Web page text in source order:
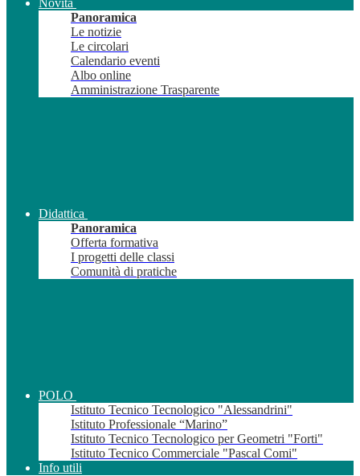
Novità
Panoramica
Le notizie
Le circolari
Calendario eventi
Albo online
Amministrazione Trasparente
Didattica
Panoramica
Offerta formativa
I progetti delle classi
Comunità di pratiche
POLO
Istituto Tecnico Tecnologico "Alessandrini"
Istituto Professionale “Marino”
Istituto Tecnico Tecnologico per Geometri "Forti"
Istituto Tecnico Commerciale "Pascal Comi"
Info utili